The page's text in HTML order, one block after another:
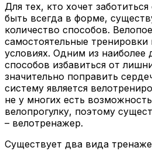
Для тех, кто хочет
быть всегда в форме,
количество способов.
самостоятельные
условиях. Одним из наиболее
способов избавиться от
значительно поправить
систему является
не у многих есть
велопрогулку, поэтому
– велотренажер.
Существует два вида